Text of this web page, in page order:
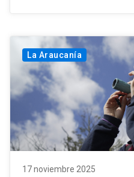
La Araucanía
17 noviembre 2025